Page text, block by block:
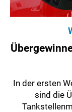
In der ersten
sind die